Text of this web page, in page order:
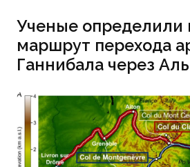
Ученые определили
маршрут перехода
Ганнибала через